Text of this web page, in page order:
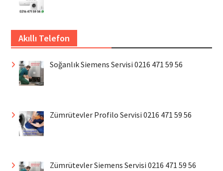
Akıllı Telefon
Soğanlık Siemens Servisi 0216 471 59 56
Zümrütevler Profilo Servisi 0216 471 59 56
Zümrütevler Siemens Servisi 0216 471 59 56